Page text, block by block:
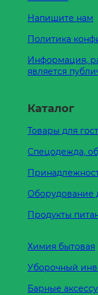
Напишите нам
Политика
Информация,
является
Каталог
Товары для
Спецодежда,
Оборудование
Продукты
Химия бытовая
Уборочный
Барные